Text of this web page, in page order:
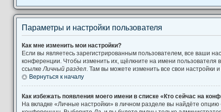
Параметры и настройки пользователя
Как мне изменить мои настройки?
Если вы являетесь зарегистрированным пользователем, все ваши
конференции. Чтобы изменить их, щёлкните на имени пользователя
ссылке Личный раздел . Там вы можете изменить все свои настройки
Вернуться к началу
Как избежать появления моего имени в списке «Кто сейчас на
На вкладке «Личные настройки» в личном разделе вы найдёте опцию